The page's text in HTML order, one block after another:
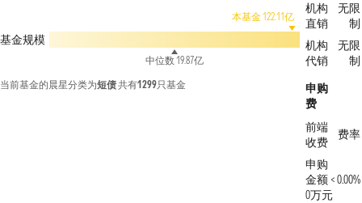
基金规模
本基金 122.11亿
中位数 19.87亿
当前基金的晨星分类为短债共有1299只基金
机构
直销
无限
制
机构
代销
无限
制
申购
费
前端
收费
费率
申购
金额 <
0万元
0.00%